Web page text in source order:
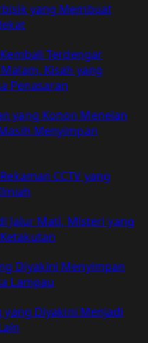
yang Membuat
Terdengar
Kisah yang
Penasaran
yang Konon Menelan
Menyimpan
CCTV yang
Jalur Mati, Misteri yang
Diyakini Menyimpan
Lampau
Diyakini Menjadi